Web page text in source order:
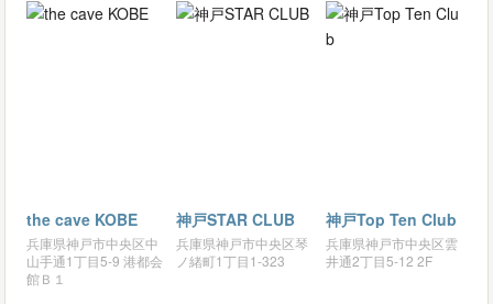
the cave KOBE
兵庫県神戸市中央区中
山手通1丁目5-9 港都会
館Ｂ１
神戸STAR CLUB
兵庫県神戸市中央区琴
ノ緒町1丁目1-323
神戸Top Ten Club
兵庫県神戸市中央区雲
井通2丁目5-12 2F